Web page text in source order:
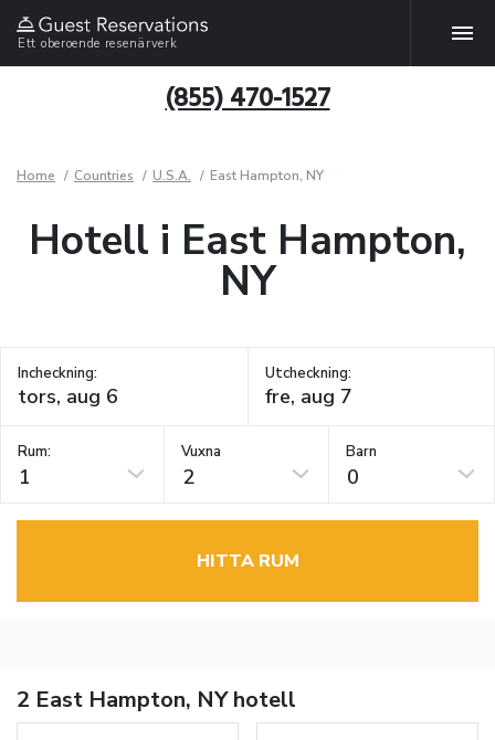
Ett oberoende resenärverk
(855) 470-1527
Home Countries U.S.A. East Hampton, NY
Hotell i East Hampton,
NY
Incheckning: Utcheckning:
Rum:
1
Vuxna
2
Barn
0
HITTA RUM
2 East Hampton, NY hotell